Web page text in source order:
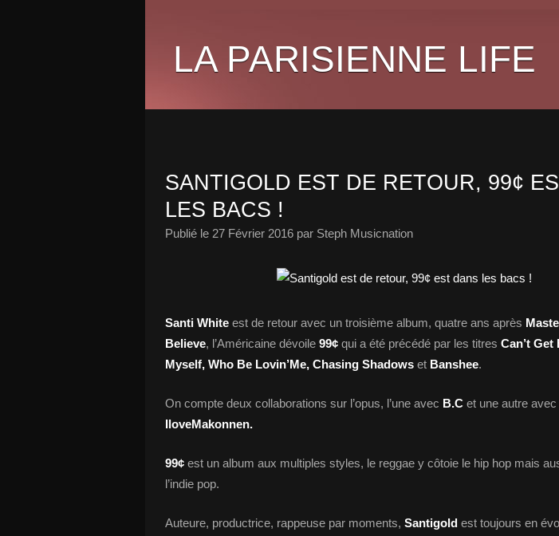
LA PARISIENNE LIFE
SANTIGOLD EST DE RETOUR, 99¢
LES BACS !
Publié le 27 Février 2016 par Steph Musicnation
Santi White est de retour avec un troisième album, quatre ans après
Believe, l’Américaine dévoile 99¢ qui a été précédé par les titres Can’t
Myself, Who Be Lovin’Me, Chasing Shadows et Banshee.
On compte deux collaborations sur l’opus, l’une avec B.C et une autre avec
IloveMakonnen.
99¢ est un album aux multiples styles, le reggae y côtoie le hip hop mais
l’indie pop.
Auteure, productrice, rappeuse par moments, Santigold est toujours en